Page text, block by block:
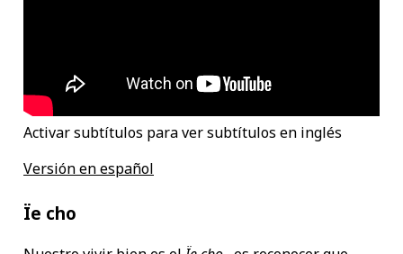
Activar subtítulos para ver subtítulos en inglés
Versión en español
Ïe cho